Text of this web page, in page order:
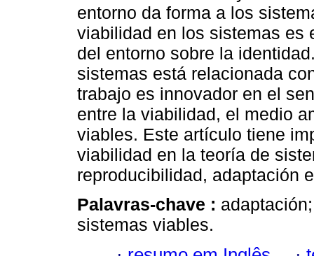
entorno da forma a los
viabilidad en los sistemas es
del entorno sobre la
sistemas está relacionada
trabajo es innovador en el
entre la viabilidad, el medio
viables. Este artículo tiene
viabilidad en la teoría de
reproducibilidad, adaptación
Palavras-chave :
sistemas viables.